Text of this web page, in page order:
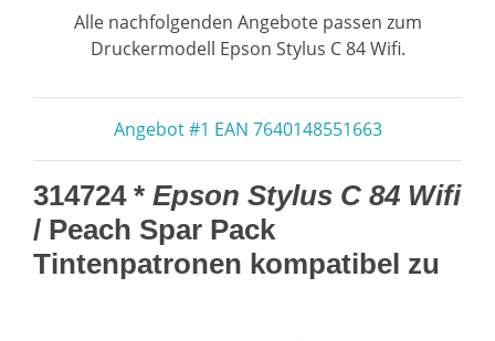
Alle nachfolgenden Angebote passen zum
Druckermodell Epson Stylus C 84 Wifi.
Angebot #1 EAN 7640148551663
314724 * Epson Stylus C 84 Wifi
/ Peach Spar Pack
Tintenpatronen kompatibel zu